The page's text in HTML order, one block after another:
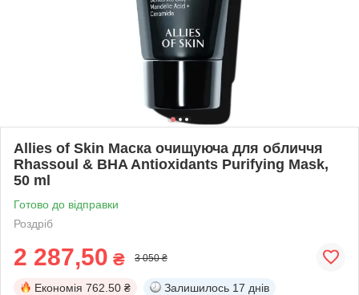
Allies of Skin Маска очищуюча для обличчя
Rhassoul & BHA Antioxidants Purifying Mask,
50 ml
Готово до відправки
Роздріб
2 287,50 ₴ 3 050 ₴
Економія 762.50 ₴ Залишилось 17 днів